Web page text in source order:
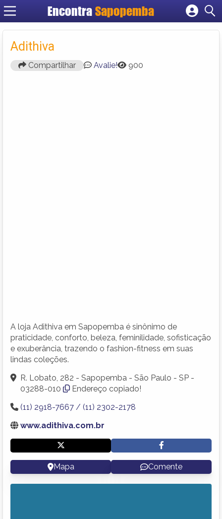
Encontra Sapopemba
Cadastrar empresa
Adithiva
Compartilhar Avalie! 900
A loja Adithiva em Sapopemba é sinônimo de
praticidade, conforto, beleza, feminilidade, sofisticação
e exuberância, trazendo o fashion-fitness em suas
lindas coleções.
R. Lobato, 282 - Sapopemba - São Paulo - SP -
03288-010
Endereço copiado!
(11) 2918-7667 / (11) 2302-2178
www.adithiva.com.br
Mapa Comente